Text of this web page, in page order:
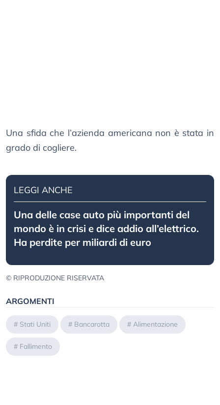
Una sfida che l’azienda americana non è stata in
grado di cogliere.
LEGGI ANCHE
Una delle case auto più importanti del
mondo è in crisi e dice addio all’elettrico.
Ha perdite per miliardi di euro
© RIPRODUZIONE RISERVATA
ARGOMENTI
# Stati Uniti # Bancarotta # Alimentazione
# Fallimento